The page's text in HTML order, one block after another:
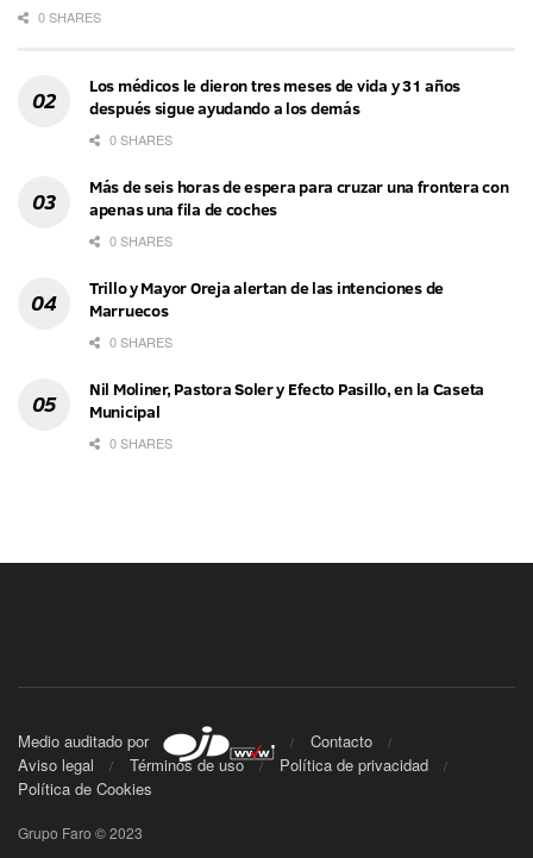
0 SHARES
Los médicos le dieron tres meses de vida y 31 años
después sigue ayudando a los demás
0 SHARES
Más de seis horas de espera para cruzar una frontera con
apenas una fila de coches
0 SHARES
Trillo y Mayor Oreja alertan de las intenciones de
Marruecos
0 SHARES
Nil Moliner, Pastora Soler y Efecto Pasillo, en la Caseta
Municipal
0 SHARES
Medio auditado por
Contacto
Aviso legal
Términos de uso
Política de privacidad
Política de Cookies
Grupo Faro © 2023